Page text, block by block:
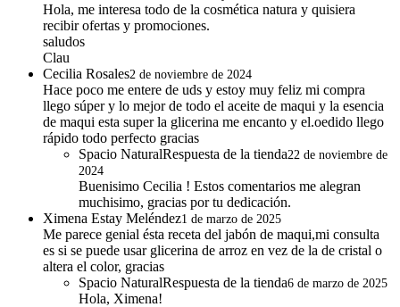
claudia azua santibañez29 de mayo de 2024
Hola, me interesa todo de la cosmética natura y quisiera
recibir ofertas y promociones.
saludos
Clau
Cecilia Rosales2 de noviembre de 2024
Hace poco me entere de uds y estoy muy feliz mi compra
llego súper y lo mejor de todo el aceite de maqui y la esencia
de maqui esta super la glicerina me encanto y el.oedido llego
rápido todo perfecto gracias
Spacio Natural
2024
Buenisimo Cecilia ! Estos comentarios me alegran
muchisimo, gracias por tu dedicación.
Ximena Estay Meléndez1 de marzo de 2025
Me parece genial ésta receta del jabón de maqui,mi consulta
es si se puede usar glicerina de arroz en vez de la de cristal o
altera el color, gracias
Spacio Natural